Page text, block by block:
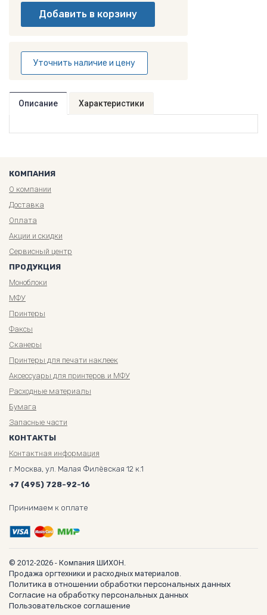
Уточнить наличие и цену
Описание Характеристики
КОМПАНИЯ
О компании
Доставка
Оплата
Акции и скидки
Сервисный центр
ПРОДУКЦИЯ
Моноблоки
МФУ
Принтеры
Факсы
Сканеры
Принтеры для печати наклеек
Аксессуары для принтеров и МФУ
Расходные материалы
Бумага
Запасные части
КОНТАКТЫ
Контактная информация
г.Москва, ул. Малая Филёвская 12 к.1
+7 (495) 728-92-16
Принимаем к оплате
© 2012-2026 - Компания ШИХОН.
Продажа оргтехники и расходных материалов.
Политика в отношении обработки персональных данных
Согласие на обработку персональных данных
Пользовательское соглашение